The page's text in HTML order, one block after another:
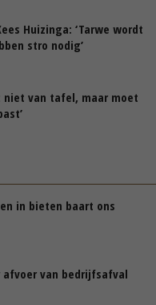
Huizinga: ‘Tarwe wordt
stro nodig’
van tafel, maar moet
in bieten baart ons
afvoer van bedrijfsafval